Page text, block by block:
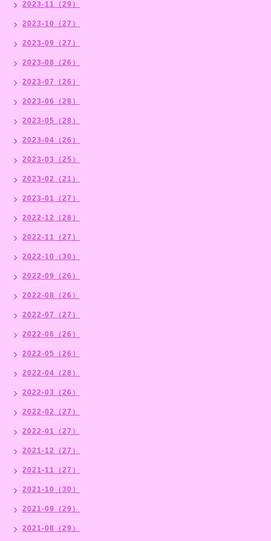
2023-11（29）
2023-10（27）
2023-09（27）
2023-08（26）
2023-07（26）
2023-06（28）
2023-05（28）
2023-04（26）
2023-03（25）
2023-02（21）
2023-01（27）
2022-12（28）
2022-11（27）
2022-10（30）
2022-09（26）
2022-08（26）
2022-07（27）
2022-06（26）
2022-05（26）
2022-04（28）
2022-03（26）
2022-02（27）
2022-01（27）
2021-12（27）
2021-11（27）
2021-10（30）
2021-09（29）
2021-08（29）